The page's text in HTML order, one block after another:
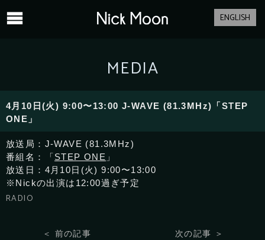
ENGLISH
MEDIA
4月10日(火) 9:00〜13:00 J-WAVE (81.3MHz)「STEP
ONE」
放送局：J-WAVE (81.3MHz)
番組名：「STEP ONE 」
放送日：4月10日(火) 9:00〜13:00
※Nickの出演は12:00過ぎ予定
RADIO
前の記事 次の記事